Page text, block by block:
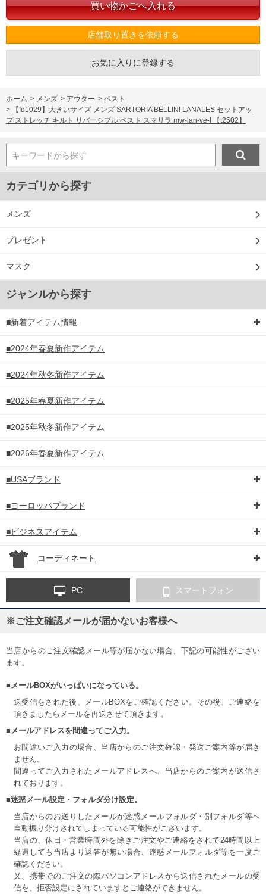
店舗取り置きを依頼する
お気に入りに登録する
ホーム > メンズ > アウター > ベスト
>
【fd1029】大きいサイズ メンズ SARTORIA BELLINI LANALES セットアッ
プ ストレッチ キルト リバーシブル ベスト スマリラ mw-lan-ve-l 【t2502】
キーワードから探す
カテゴリから探す
メンズ
プレゼント
マスク
ジャンルから探す
■新着アイテム情報
■2024年春夏新作アイテム
■2024年秋冬新作アイテム
■2025年春夏新作アイテム
■2025年秋冬新作アイテム
■2026年春夏新作アイテム
■USAブランド
■ヨーロッパブランド
■ビジネスアイテム
コーディネート
PC スマートフォン
※ご注文確認メールが届かないお客様へ
当店からのご注文確認メール等が届かない場合、下記の可能性がござい
ます。
■メールBOXがいっぱいになっている。
送受信をされた後、メールBOXをご確認ください。その後、ご連絡を
頂きましたらメールを再送させて頂きます。
■メールアドレスを間違ってご入力。
お間違いご入力の場合、当店からのご注文確認・発送ご案内等が届き
ません。
間違ってご入力されたメールアドレスへ、当店からのご案内が送信さ
れております。
■迷惑メール設定・フォルダ分け設定。
当店からのお送りしたメールが迷惑メールフォルダ・別フォルダ等へ
自動振り分けされてしまっている可能性がございます。
当店の、休日・営業時間外を除きご注文やご連絡をされて24時間以上
経過しても当店より返答が無い場合、迷惑メールフォルダ等を一度ご
確認ください。
又、携帯でのご注文の際パソコンアドレスから送信されたメールの受
信を、拒否設定にされていますとご連絡ができません。